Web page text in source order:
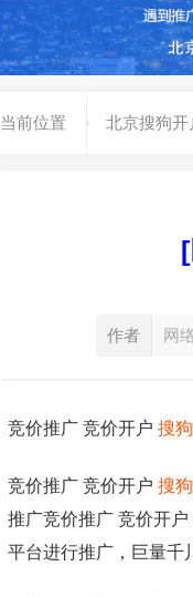
当前位置 北京搜狗开
作者 网
竞价推广 竞价开户 搜
竞价推广 竞价开户 搜
推广竞价推广 竞价开户
平台进行推广，巨量千